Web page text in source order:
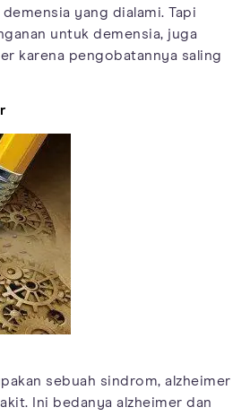
yang dialami. Tapi
untuk demensia, juga
karena pengobatannya saling
sebuah sindrom, alzheimer
Ini bedanya alzheimer dan